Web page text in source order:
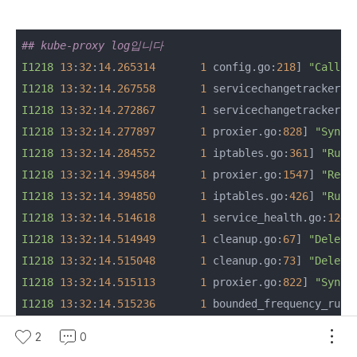
## kube-proxy log입니다
I1218 13: 32: 14. 265314 1 config.go: 218]
I1218 13: 32: 14. 267558 1
I1218 13: 32: 14. 272867 1
I1218 13: 32: 14. 277897 1 proxier.go: 828]
I1218 13: 32: 14. 284552 1 iptables.go: 361]
I1218 13: 32: 14. 394584 1 proxier.go: 1547]
I1218 13: 32: 14. 394850 1 iptables.go:426]
I1218 13: 32: 14. 514618 1 service_health.go: 124
I1218 13: 32: 14. 514949 1 cleanup.go: 67]
I1218 13: 32: 14. 515048 1 cleanup.go: 73]
I1218 13: 32: 14. 515113 1 proxier.go: 822]
I1218 13: 32: 14. 515236 1
I1218
13: endpointslicecache.go:
2 0